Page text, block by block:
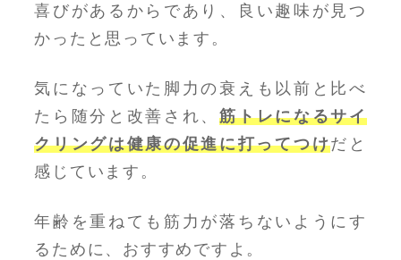
喜びがあるからであり、良い趣味が見つ
かったと思っています。
気になっていた脚力の衰えも以前と比べ
たら随分と改善され、筋トレになるサイ
クリングは健康の促進に打ってつけだと
感じています。
年齢を重ねても筋力が落ちないようにす
るために、おすすめですよ。